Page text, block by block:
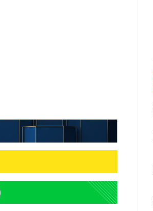
황기순 "원정 도박으로 전 재
산 잃고 필리핀 도피"
2
었는데…"
3
정부, 전 산업에 'AI 옷' 입힌다…AI 로봇 연
1000대 보급 추진